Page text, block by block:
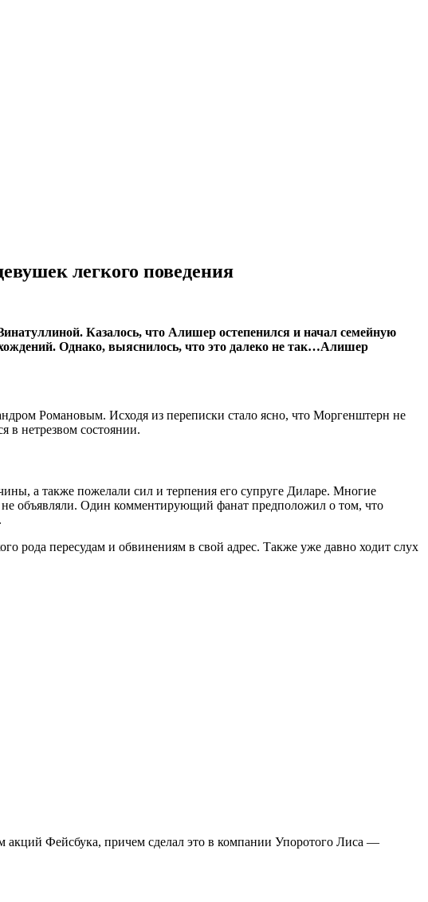
легкого поведения
Казалось, что Алишер остепенился и начал семейную
Однако, выяснилось, что это далеко не так…Алишер
Романовым. Исходя из переписки стало ясно, что Моргенштерн не
в нетрезвом состоянии.
а также пожелали сил и терпения его супруге Диларе. Многие
не объявляли. Один комментирующий фанат предположил о том, что
рода пересудам и обвинениям в свой адрес. Также уже давно ходит слух
акций Фейсбука, причем сделал это в компании Упоротого Лиса —